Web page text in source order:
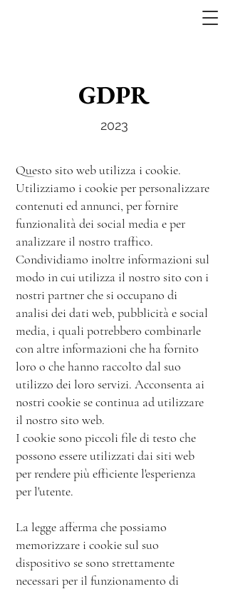
GDPR
2023
Questo sito web utilizza i cookie.
Utilizziamo i cookie per personalizzare
contenuti ed annunci, per fornire
funzionalità dei social media e per
analizzare il nostro traffico.
Condividiamo inoltre informazioni sul
modo in cui utilizza il nostro sito con i
nostri partner che si occupano di
analisi dei dati web, pubblicità e social
media, i quali potrebbero combinarle
con altre informazioni che ha fornito
loro o che hanno raccolto dal suo
utilizzo dei loro servizi. Acconsenta ai
nostri cookie se continua ad utilizzare
il nostro sito web.
I cookie sono piccoli file di testo che
possono essere utilizzati dai siti web
per rendere più efficiente l'esperienza
per l'utente.
La legge afferma che possiamo
memorizzare i cookie sul suo
dispositivo se sono strettamente
necessari per il funzionamento di